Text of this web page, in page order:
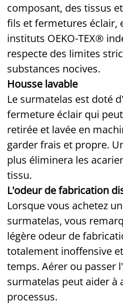
composant, des tissus
fils et fermetures éclair,
instituts OEKO-TEX®
respecte des limites
substances nocives.
Housse lavable
Le surmatelas est doté
fermeture éclair qui
retirée et lavée en
garder frais et propre.
plus éliminera les
tissu.
L'odeur de fabrication
Lorsque vous achetez
surmatelas, vous
légère odeur de
totalement inoffensive
temps. Aérer ou passer
surmatelas peut aider à
processus.